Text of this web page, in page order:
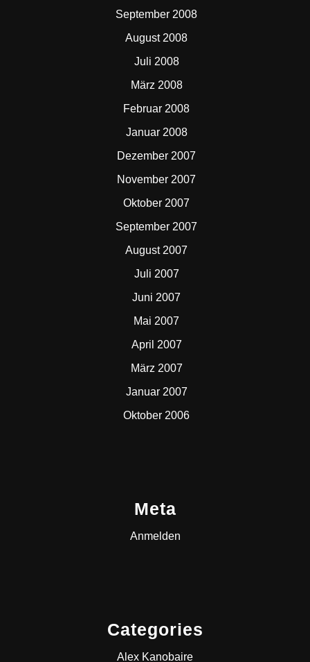
September 2008
August 2008
Juli 2008
März 2008
Februar 2008
Januar 2008
Dezember 2007
November 2007
Oktober 2007
September 2007
August 2007
Juli 2007
Juni 2007
Mai 2007
April 2007
März 2007
Januar 2007
Oktober 2006
Meta
Anmelden
Categories
Alex Kanobaire